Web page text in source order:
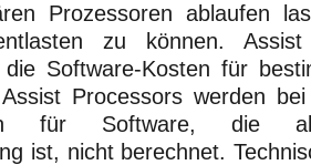
Prozessoren ablaufen
zu können. Assist
Software-Kosten für
Processors werden
für Software, die
ist, nicht berechnet.